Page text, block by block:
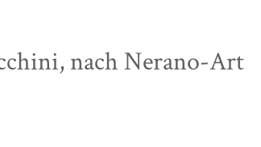
nach Nerano-Art